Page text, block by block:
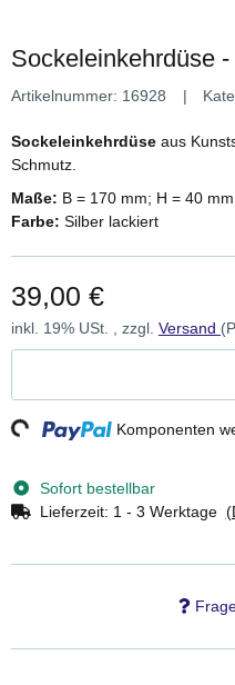
Sockeleinkehrdüse
Artikelnummer: 16928
Sockeleinkehrdüse aus
Schmutz.
Maße: B = 170 mm; H = 40
Farbe: Silber lackiert
39,00 €
inkl. 19% USt. , zzgl. Versand
Komponenten
Sofort bestellbar
Lieferzeit: 1 - 3 Werktage